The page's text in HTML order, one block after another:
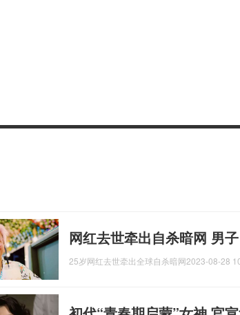
网红去世牵出自杀暗网 男
25岁网红去世牵出全球自杀暗网2023-08-28